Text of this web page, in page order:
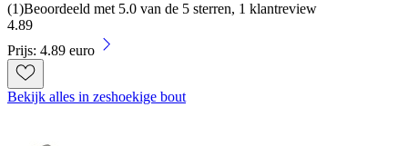
(1)Beoordeeld met 5.0 van de 5 sterren, 1 klantreview
4.89
Prijs: 4.89 euro
Bekijk alles in zeshoekige bout